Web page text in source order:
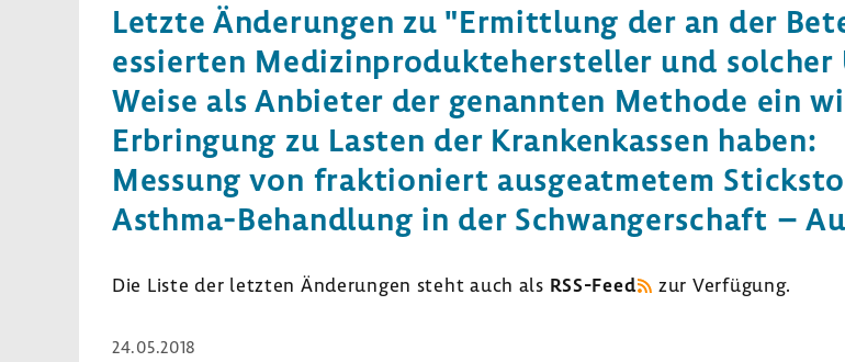
Letzte Ände­rungen zu "Ermitt­lung der an der
es­sierten Medi­zin­pro­dukte­her­steller und
Weise als Anbieter der genannten Methode ein
Erbrin­gung zu Lasten der Kran­ken­kassen haben:
Messung von frak­tio­niert ausge­at­metem
Asthma-​Behandlung in der Schwan­ger­schaft –
Die Liste der letzten Ände­rungen steht auch als RSS-​Feed zur Verfü­gung.
24.05.2018